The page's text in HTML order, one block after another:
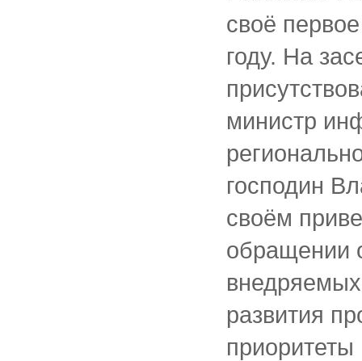
своё
году. На
министр
господин
своём
обращении
развития
приоритеты